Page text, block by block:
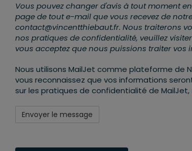
Vous pouvez changer d'avis à tout moment
page de tout e-mail que vous recevez de
contact@vincentthiebaut.fr. Nous traiterons
nos pratiques de confidentialité, veuillez
vous acceptez que nous puissions traiter
Nous utilisons MailJet comme plateforme de
vous reconnaissez que vos informations
sur les pratiques de confidentialité de MailJet,